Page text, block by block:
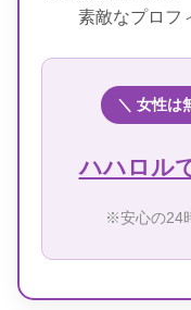
素敵なプロフ
＼ 女性は
ハハロル
※安心の24